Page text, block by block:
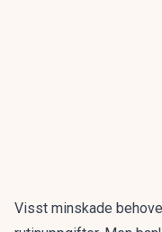
Visst minskade